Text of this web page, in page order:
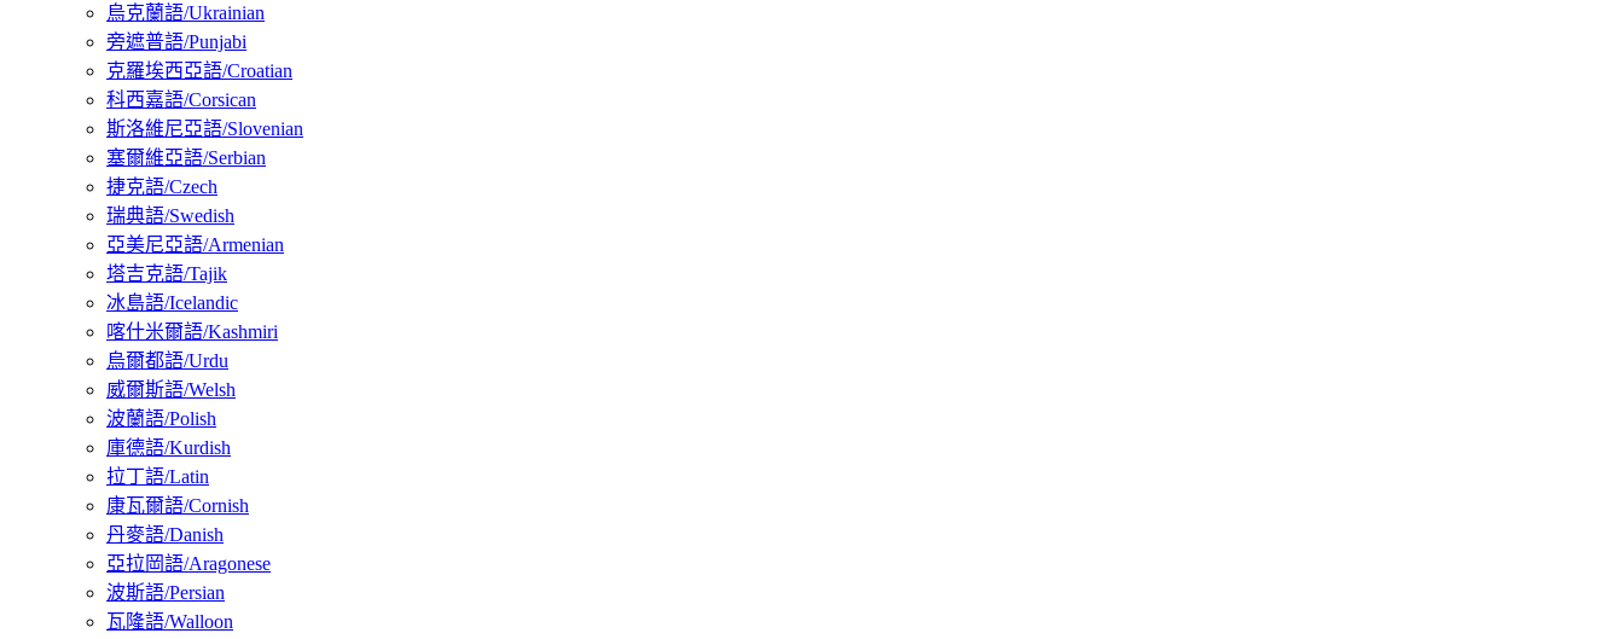
烏克蘭語/Ukrainian
旁遮普語/Punjabi
克羅埃西亞語/Croatian
科西嘉語/Corsican
斯洛維尼亞語/Slovenian
塞爾維亞語/Serbian
捷克語/Czech
瑞典語/Swedish
亞美尼亞語/Armenian
塔吉克語/Tajik
冰島語/Icelandic
喀什米爾語/Kashmiri
烏爾都語/Urdu
威爾斯語/Welsh
波蘭語/Polish
庫德語/Kurdish
拉丁語/Latin
康瓦爾語/Cornish
丹麥語/Danish
亞拉岡語/Aragonese
波斯語/Persian
瓦隆語/Walloon